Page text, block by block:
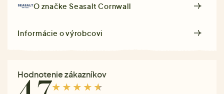
O značkeSeasalt Cornwall
Informácie o výrobcovi
Hodnotenie zákazníkov